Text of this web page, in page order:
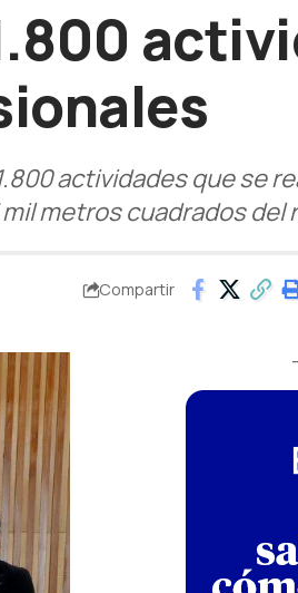
actividades que se
metros cuadrados del
Compartir